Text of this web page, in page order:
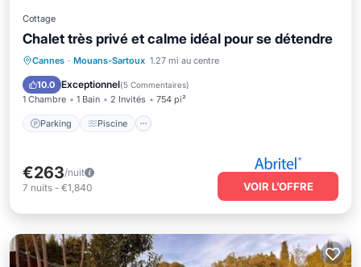
Cottage
Chalet très privé et calme idéal pour se détendre
Cannes · Mouans-Sartoux 1.27 mi au centre
10.0 Exceptionnel(5 Commentaires)
1 Chambre 1 Bain 2 Invités 754 pi²
Parking Piscine
Parking Piscine
Vue sur l’océan
Balcon/Terrasse
€263/nuit
7 nuits - €1,840 VOIR L’OFFRE